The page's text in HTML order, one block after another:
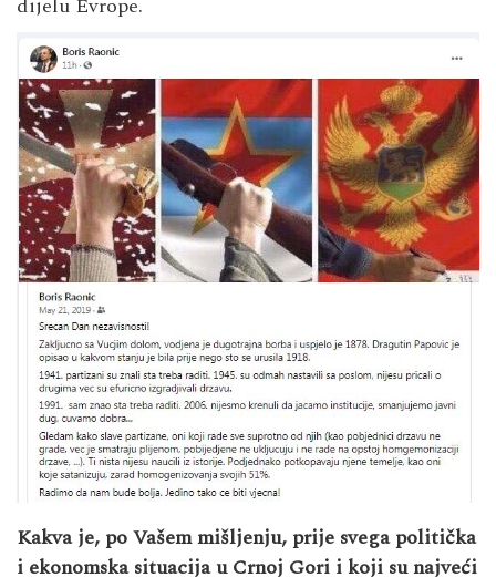
Kakva je, po Vašem mišljenju, prije svega politička
i ekonomska situacija u Crnoj Gori i koji su najveći